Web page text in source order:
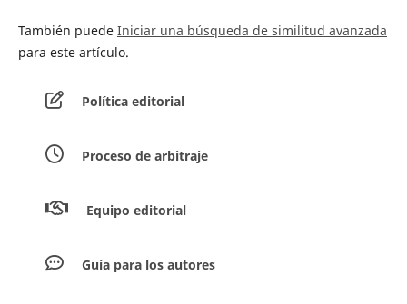
También puede Iniciar una búsqueda de similitud avanzada
para este artículo.
Política editorial
Proceso de arbitraje
Equipo editorial
Guía para los autores